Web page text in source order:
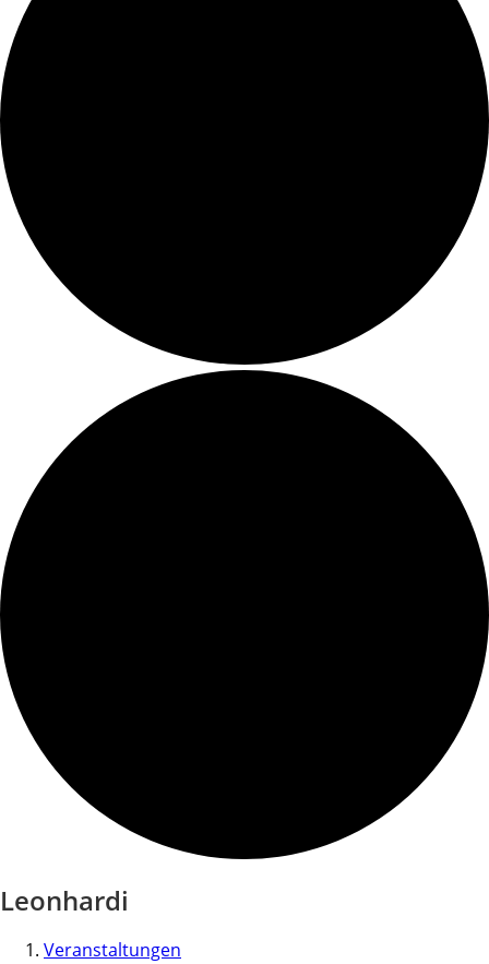
Leonhardi
Veranstaltungen